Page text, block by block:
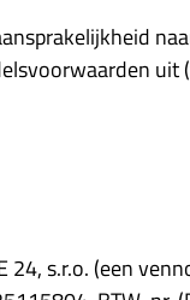
uit
24, s.r.o. (een